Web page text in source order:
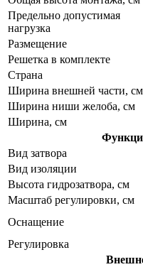
Предельно допустимая
нагрузка
Размещение
Решетка в комплекте
Страна
Ширина внешней части, см
Ширина ниши желоба, см
Ширина, см
Вид затвора
Вид изоляции
Высота гидрозатвора, см
Масштаб регулировки, см
Оснащение
Регулировка